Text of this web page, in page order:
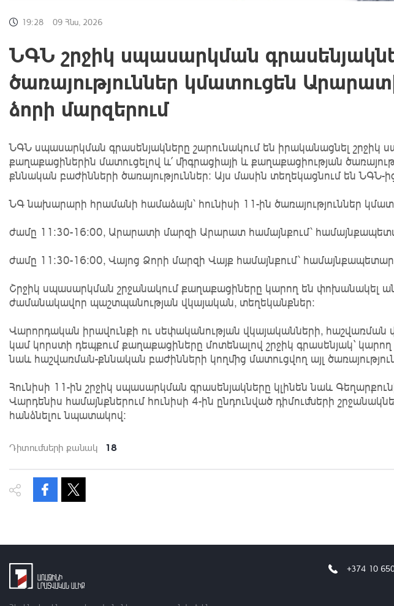
19:28 09 Հնս, 2026
ՆԳՆ շրջիկ սպասարկման
ծառայություններ կմատուցեն
ձորի մարզերում
ՆԳՆ սպասարկման գրասենյակները շարունակում են իրականացնել շրջիկ
քաղաքացիներին մատուցելով և՛ միգրացիայի և քաղաքացիության
քննական բաժինների ծառայություններ։ Այս մասին տեղեկացնում են ՆԳՆ-
ՆԳ նախարարի հրամանի համաձայն՝ հունիսի 11-ին ծառայություններ
ժամը 11։30-16:00, Արարատի մարզի Արարատ համայնքում՝
ժամը 11։30-16:00, Վայոց Ձորի մարզի Վայք համայնքում՝
Շրջիկ սպասարկման շրջանակում քաղաքացիները կարող են փոխանակել
ժամանակավոր պաշտպանության վկայական, տեղեկանքներ։
Վարորդական իրավունքի ու սեփականության վկայականների,
կամ կորստի դեպքում քաղաքացիները մոտենալով շրջիկ գրասենյակ`
նաև հաշվառման-քննական բաժինների կողմից մատուցվող այլ
Հունիսի 11-ին շրջիկ սպասարկման գրասենյակները կլինեն նաև
Վարդենիս համայնքներում հունիսի 4-ին ընդունված դիմումների
հանձնելու նպատակով։
Դիտումների քանակ 18
+374 10